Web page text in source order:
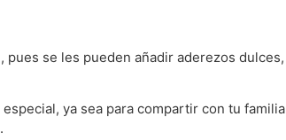
se les pueden añadir aderezos
ya sea para compartir con tu